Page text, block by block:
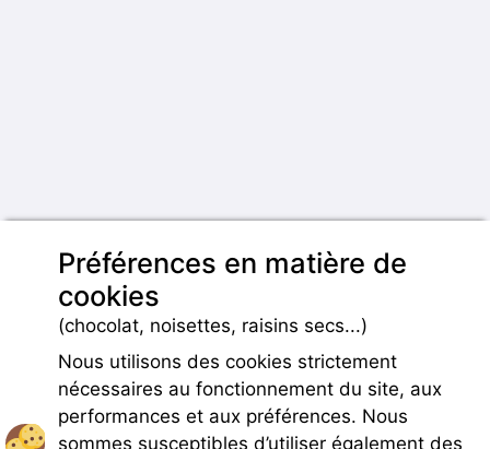
Préférences en matière de
cookies
(chocolat, noisettes, raisins secs...)
Nous utilisons des cookies strictement
nécessaires au fonctionnement du site, aux
performances et aux préférences. Nous
sommes susceptibles d’utiliser également des